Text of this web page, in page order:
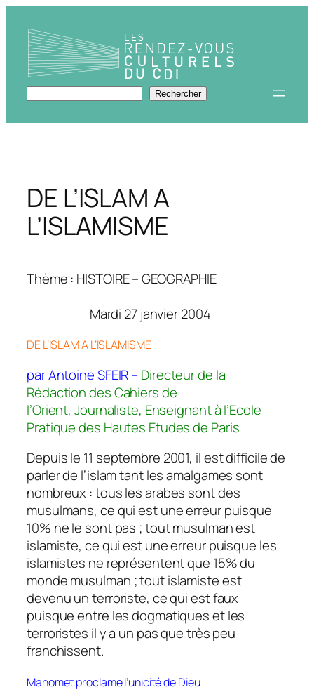
contenu
Rechercher Rechercher
DE L’ISLAM A
L’ISLAMISME
Thème : HISTOIRE – GEOGRAPHIE
Mardi 27 janvier 2004
DE L’ISLAM A L’ISLAMISME
par Antoine SFEIR – Directeur de la
Rédaction des Cahiers de
l’Orient, Journaliste, Enseignant à l’Ecole
Pratique des Hautes Etudes de Paris
Depuis le 11 septembre 2001, il est difficile de
parler de l’islam tant les amalgames sont
nombreux : tous les arabes sont des
musulmans, ce qui est une erreur puisque
10% ne le sont pas ; tout musulman est
islamiste, ce qui est une erreur puisque les
islamistes ne représentent que 15% du
monde musulman ; tout islamiste est
devenu un terroriste, ce qui est faux
puisque entre les dogmatiques et les
terroristes il y a un pas que très peu
franchissent.
Mahomet proclame l’unicité de Dieu